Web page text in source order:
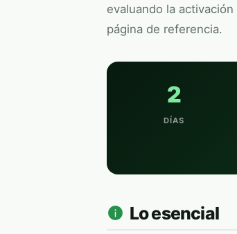
evaluando la
página de referencia.
2
DÍAS
Lo esencial